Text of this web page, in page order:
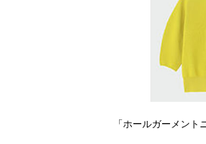
「ホールガーメント